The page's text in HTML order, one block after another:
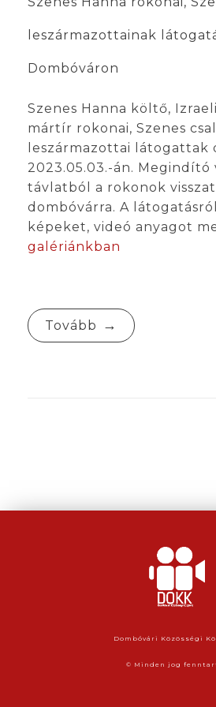
leszármazottainak
Dombóváron
Szenes Hanna költő,
mártír rokonai, Szenes
leszármazottai látogattak
2023.05.03.-án. Megindító
távlatból a rokonok
dombóvárra. A
képeket, videó anyagot
galériánkban
Tovább
Dombóvári Közösségi
© Minden jog